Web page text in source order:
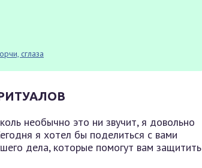
сглаза
необычно это ни звучит, я довольно
я хотел бы поделиться с вами
дела, которые помогут вам защитить